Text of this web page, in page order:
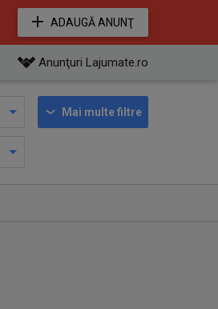
ADAUGĂ ANUNŢ
Anunţuri Lajumate.ro
Mai multe filtre